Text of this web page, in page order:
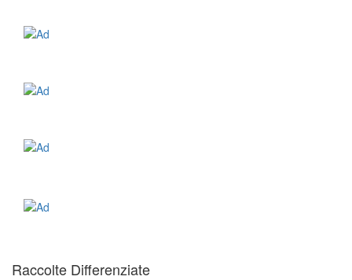
Raccolte Differenziate